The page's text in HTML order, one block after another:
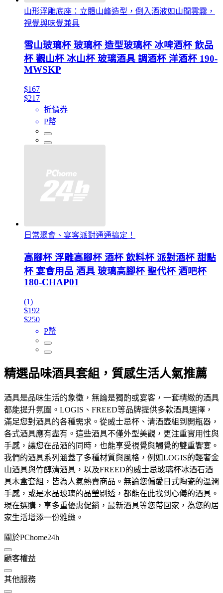
山形浮雕底座：立體山峰造型，倒入酒液如山間雲霧，
視覺與味覺兼具
雪山玻璃杯 玻璃杯 造型玻璃杯 冰啤酒杯 飲品
杯 觀山杯 冰山杯 玻璃酒具 調酒杯 洋酒杯 190-
MWSKP
$167
$217
折價券
P幣
日常聚會、宴客派對通通搞定！
高腳杯 浮雕高腳杯 酒杯 飲料杯 派對酒杯 甜點
杯 宴會用品 酒具 玻璃高腳杯 聖代杯 酒吧杯
180-CHAP01
(1)
$192
$250
P幣
精選品味酒具套組，質感生活人氣推薦
酒具是品味生活的象徵，無論是獨酌或宴客，一套精緻的酒具
都能提升氛圍。LOGIS、FREED等品牌提供多款酒具選擇，
滿足您對酒具的各種需求。從威士忌杯、清酒壺組到開瓶器，
各式酒具應有盡有。這些酒具不僅外型美觀，更注重實用性與
手感，讓您在品酒的同時，也能享受視覺與觸覺的雙重饗宴。
我們的酒具系列涵蓋了多種材質與風格，例如LOGIS的輕奢金
山酒具與竹醇清酒具，以及FREED的威士忌玻璃杯冰酒石酒
具木盒套組，皆為人氣熱賣商品。無論您偏愛日式陶瓷的溫潤
手感，或是水晶玻璃的晶瑩剔透，都能在此找到心儀的酒具。
現在選購，享多重優惠促銷，最新酒具等您帶回家，為您的居
家生活增添一份雅緻。
關於PChome24h
顧客權益
其他服務